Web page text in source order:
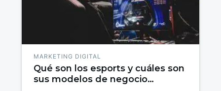
MARKETING DIGITAL
Qué son los esports y cuáles son
sus modelos de negocio